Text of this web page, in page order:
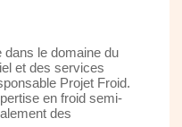
dans le domaine du
et des services
Projet Froid.
en froid semi-
des